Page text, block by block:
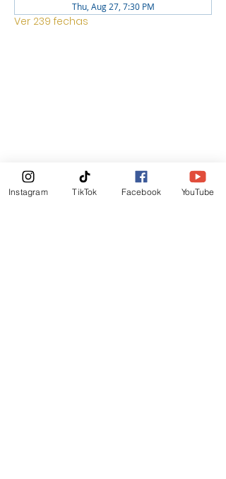
Thu, Aug 27, 7:30 PM
Ver 239 fechas
Boletin Informativo
Instagram TikTok Facebook YouTube